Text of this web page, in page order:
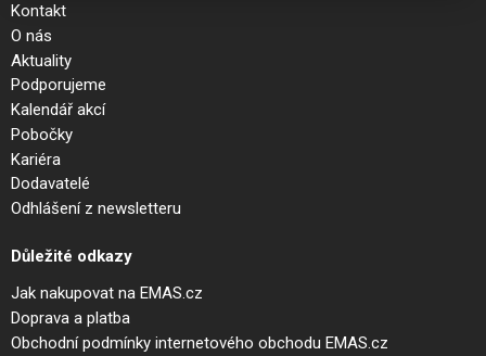
Kontakt
O nás
Aktuality
Podporujeme
Kalendář akcí
Pobočky
Kariéra
Dodavatelé
Odhlášení z newsletteru
Důležité odkazy
Jak nakupovat na EMAS.cz
Doprava a platba
Obchodní podmínky internetového obchodu EMAS.cz